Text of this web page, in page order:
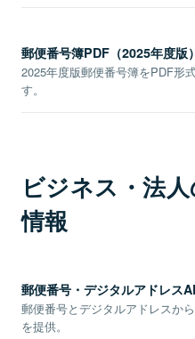
郵便番号簿PDF（2025年度版）
2025年度版郵便番号簿をPDF形
す。
ビジネス・法
情報
郵便番号・デジタルアドレス
郵便番号とデジタルアドレスか
を提供。